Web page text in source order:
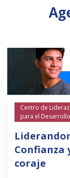
Centro de
para el Desarrollo
Confianza
coraje